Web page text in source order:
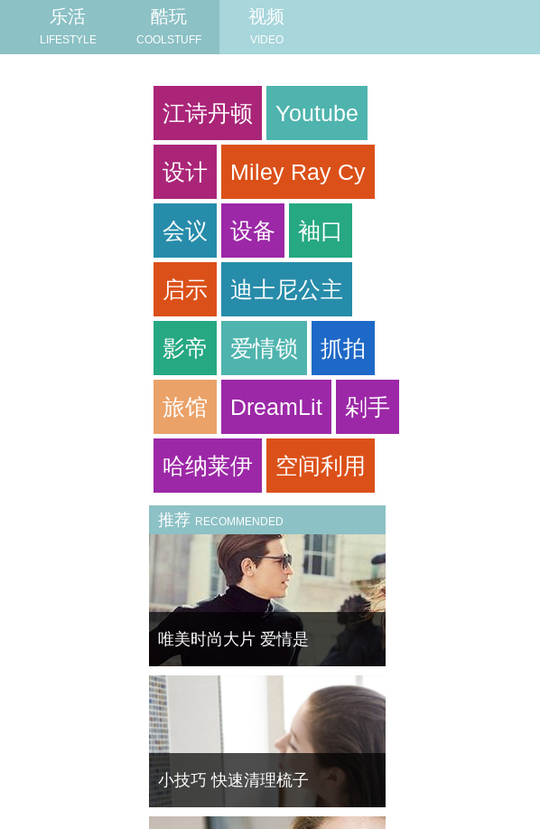
乐活
LIFESTYLE
酷玩
COOLSTUFF
视频
VIDEO
江诗丹顿 Youtube
设计 Miley Ray Cy
会议 设备 袖口
启示 迪士尼公主
影帝 爱情锁 抓拍
旅馆 DreamLit 剁手
哈纳莱伊 空间利用
推荐 RECOMMENDED
唯美时尚大片 爱情是
经典爱情主题时尚大片——从邂逅，到坠入爱
河，再到相濡以沫抑或相忘于江湖，爱情中的
每个阶段在这些组时尚大片中得以尽现。
小技巧 快速清理梳子